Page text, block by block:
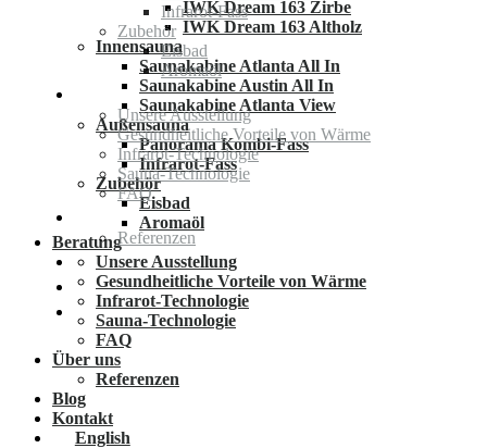
Infrarot-Fass
Zubehör
Eisbad
Aromaöl
Beratung
Unsere Ausstellung
Gesundheitliche Vorteile von Wärme
Infrarot-Technologie
Sauna-Technologie
FAQ
Über uns
Referenzen
Blog
Kontakt
English
IWK Dream 163 Zirbe
IWK Dream 163 Altholz
Innensauna
Saunakabine Atlanta All In
Saunakabine Austin All In
Saunakabine Atlanta View
Außensauna
Panorama Kombi-Fass
Infrarot-Fass
Zubehör
Eisbad
Aromaöl
Beratung
Unsere Ausstellung
Gesundheitliche Vorteile von Wärme
Infrarot-Technologie
Sauna-Technologie
FAQ
Über uns
Referenzen
Blog
Kontakt
English